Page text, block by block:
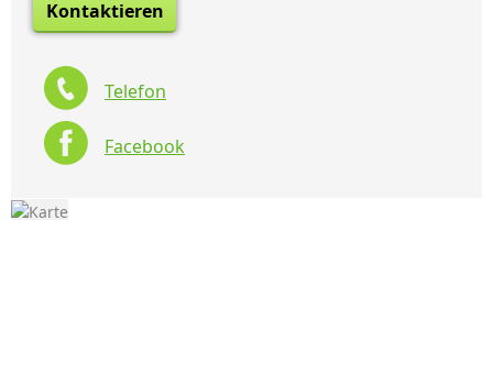
Kontaktieren
Telefon
Facebook